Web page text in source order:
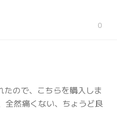
0
たので、こちらを購入しま
全然痛くない、ちょうど良